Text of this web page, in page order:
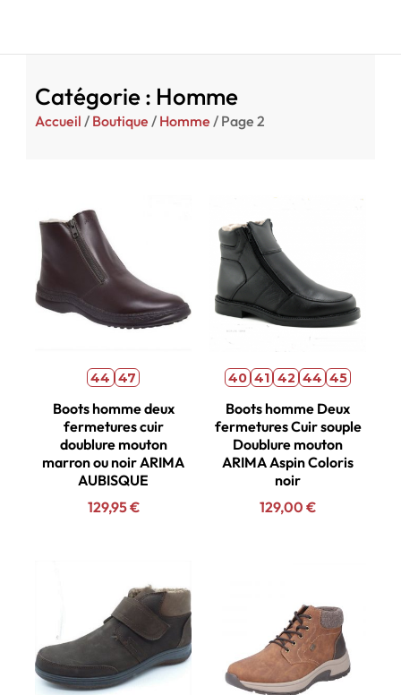
Catégorie : Homme
Accueil / Boutique / Homme / Page 2
44 47
Boots homme deux
fermetures cuir
doublure mouton
marron ou noir ARIMA
AUBISQUE
129,95€
40 41 42 44 45
Boots homme Deux
fermetures Cuir souple
Doublure mouton
ARIMA Aspin Coloris
noir
129,00 €